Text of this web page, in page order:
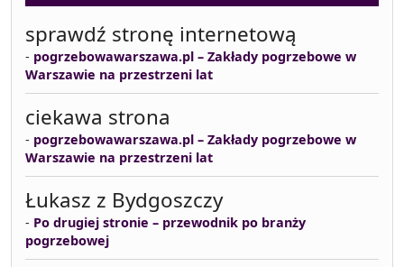
sprawdź stronę internetową
- pogrzebowawarszawa.pl – Zakłady pogrzebowe w
Warszawie na przestrzeni lat
ciekawa strona
- pogrzebowawarszawa.pl – Zakłady pogrzebowe w
Warszawie na przestrzeni lat
Łukasz z Bydgoszczy
- Po drugiej stronie – przewodnik po branży
pogrzebowej